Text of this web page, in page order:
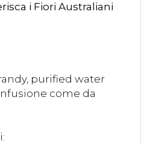
i Fiori Australiani
purified water
come da